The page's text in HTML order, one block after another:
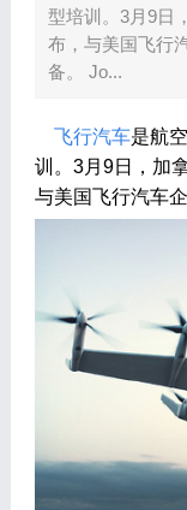
型培训。3月9日
布，与美国飞行
备。 Jo...
飞行汽车是航
训。3月9日，加
与美国飞行汽车